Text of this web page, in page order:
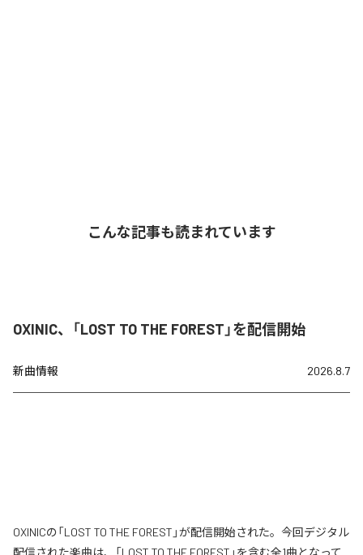
こんな記事も読まれています
OXINIC、「LOST TO THE FOREST」を配信開始
新曲情報 2026.8.7
OXINICの「LOST TO THE FOREST」が配信開始された。今回デジタル